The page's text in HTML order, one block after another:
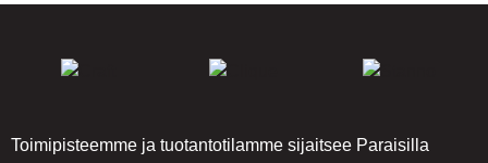
Toimipisteemme ja tuotantotilamme sijaitsee Paraisilla